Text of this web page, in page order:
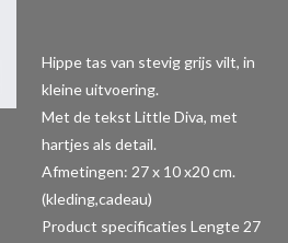
Hippe tas van stevig grijs vilt, in
kleine uitvoering.
Met de tekst Little Diva, met
hartjes als detail.
Afmetingen: 27 x 10 x20 cm.
(kleding,cadeau)
Product specificaties Lengte 27